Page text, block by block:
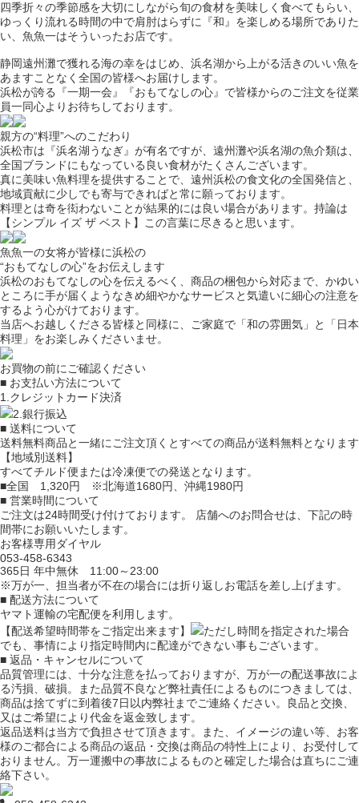
四季折々の季節感を大切にしながら旬の食材を美味しく食べてもらい、
ゆっくり流れる時間の中で肩肘はらずに『和』を楽しめる場所でありた
い、魚魚一はそういったお店です。
静岡遠州灘で獲れる海の幸をはじめ、浜名湖から上がる活きのいい魚を
あますことなく全国の皆様へお届けします。
浜松が誇る『一期一会』『おもてなしの心』で皆様からのご注文を従業
員一同心よりお待ちしております。
親方の“料理”へのこだわり
浜松市は『浜名湖うなぎ』が有名ですが、遠州灘や浜名湖の魚介類は、
全国ブランドにもなっている良い食材がたくさんございます。
真に美味い魚料理を提供することで、遠州浜松の食文化の全国発信と、
地域貢献に少しでも寄与できればと常に願っております。
料理とは奇を衒わないことが結果的には良い場合があります。持論は
【シンプル イズ ザ ベスト】この言葉に尽きると思います。
魚魚一の女将が皆様に浜松の
“おもてなしの心”をお伝えします
浜松のおもてなしの心を伝えるべく、商品の梱包から対応まで、かゆい
ところに手が届くようなきめ細やかなサービスと気遣いに細心の注意を
するよう心がけております。
当店へお越しくださる皆様と同様に、ご家庭で「和の雰囲気」と「日本
料理」をお楽しみくださいませ。
お買物の前にご確認ください
■ お支払い方法について
1.クレジットカード決済
2.銀行振込
■ 送料について
送料無料商品と一緒にご注文頂くとすべての商品が送料無料となります
【地域別送料】
すべてチルド便または冷凍便での発送となります。
■全国 1,320円 ※北海道1680円、沖縄1980円
■ 営業時間について
ご注文は24時間受け付けております。 店舗へのお問合せは、下記の時
間帯にお願いいたします。
お客様専用ダイヤル
053-458-6343
365日 年中無休 11:00～23:00
※万が一、担当者が不在の場合には折り返しお電話を差し上げます。
■ 配送方法について
ヤマト運輸の宅配便を利用します。
【配送希望時間帯をご指定出来ます】
ただし時間を指定された場合
でも、事情により指定時間内に配達ができない事もございます。
■ 返品・キャンセルについて
品質管理には、十分な注意を払っておりますが、万が一の配送事故によ
る汚損、破損。また品質不良など弊社責任によるものにつきましては、
商品は捨てずに到着後7日以内弊社までご連絡ください。良品と交換、
又はご希望により代金を返金致します。
返品送料は当方で負担させて頂きます。また、イメージの違い等、お客
様のご都合による商品の返品・交換は商品の特性上により、お受付して
おりません。万一運搬中の事故によるものと確定した場合は直ちにご連
絡下さい。